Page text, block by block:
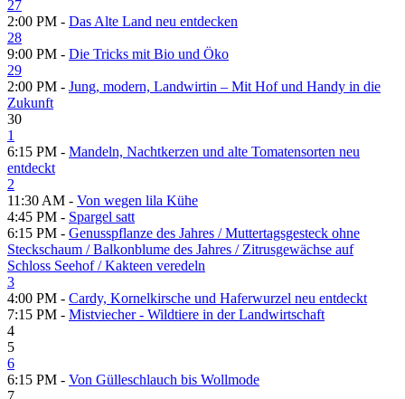
27
2:00 PM - Das Alte Land neu entdecken
28
9:00 PM - Die Tricks mit Bio und Öko
29
2:00 PM - Jung, modern, Landwirtin – Mit Hof und Handy in die
Zukunft
30
1
6:15 PM - Mandeln, Nachtkerzen und alte Tomatensorten neu
entdeckt
2
11:30 AM - Von wegen lila Kühe
4:45 PM - Spargel satt
6:15 PM - Genusspflanze des Jahres /​ Muttertagsgesteck ohne
Steckschaum /​ Balkonblume des Jahres /​ Zitrusgewächse auf
Schloss Seehof /​ Kakteen veredeln
3
4:00 PM - Cardy, Kornelkirsche und Haferwurzel neu entdeckt
7:15 PM - Mistviecher - Wildtiere in der Landwirtschaft
4
5
6
6:15 PM - Von Gülleschlauch bis Wollmode
7